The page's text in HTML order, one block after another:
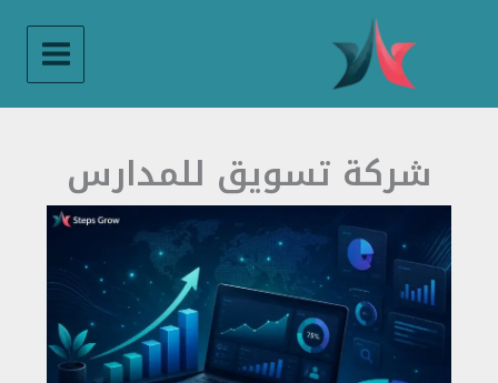
شركة تسويق للمدارس